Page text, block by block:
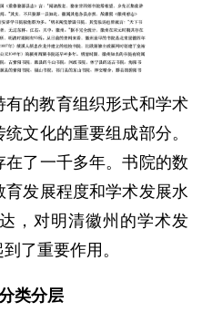
的教育组织形式和学术
文化的重要组成部分。
了一千多年。书院的数
发展程度和学术发展水
，对明清徽州的学术发
了重要作用。
类分层